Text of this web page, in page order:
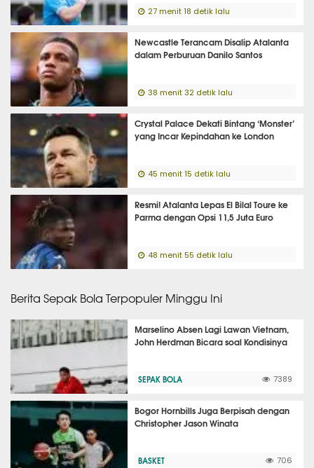
27 menit 18 detik lalu
Newcastle Terancam Disalip Atalanta
dalam Perburuan Danilo Santos
38 menit 32 detik lalu
Crystal Palace Dekati Bintang ‘Monster’
yang Incar Kepindahan ke London
45 menit 15 detik lalu
Resmi! Atalanta Lepas El Bilal Toure ke
Parma dengan Opsi 11,5 Juta Euro
48 menit 55 detik lalu
Berita Sepak Bola Terpopuler Minggu Ini
Marselino Absen Lagi Lawan Vietnam,
John Herdman Bicara soal Kondisinya
SEPAK BOLA 7389
Bogor Hornbills Juga Berpisah dengan
Christopher Jason Winata
BASKET 706